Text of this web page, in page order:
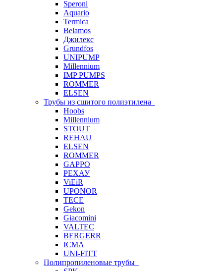
Speroni
Aquario
Termica
Belamos
Джилекс
Grundfos
UNIPUMP
Millennium
IMP PUMPS
ROMMER
ELSEN
Трубы из сшитого полиэтилена
Hoobs
Millennium
STOUT
REHAU
ELSEN
ROMMER
GAPPO
РЕХАУ
ViEiR
UPONOR
TECE
Gekon
Giacomini
VALTEC
BERGERR
ICMA
UNI-FITT
Полипропиленовые трубы